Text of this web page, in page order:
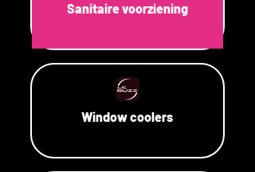
Sanitaire voorziening
Window coolers